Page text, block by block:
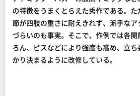
の特徴をうまくとらえた秀作である。
節が四肢の重さに耐えきれず、派手な
づらいのも事実。そこで、作例では各
ろん、ビスなどにより強度も高め、立
かり決まるように改修している。